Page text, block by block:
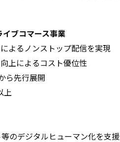
ブコマース事業
るノンストップ配信を実現
上によるコスト優位性
ら先行展開
上
のデジタルヒューマン化を支援